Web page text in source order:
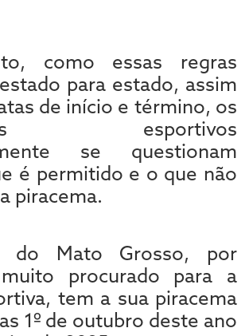
como essas regras
para estado, assim
de início e término, os
esportivos
se questionam
é permitido e o que não
piracema.
do Mato Grosso, por
procurado para a
tem a sua piracema
1º de outubro deste ano